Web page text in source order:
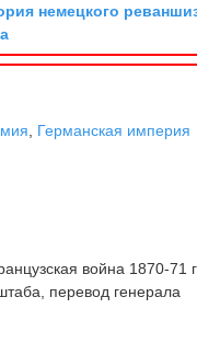
немецкого
Германская империя
война 1870-71
перевод генерала